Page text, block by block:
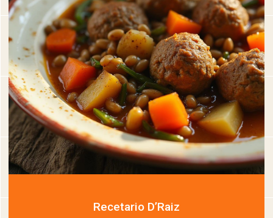
Recetario D’Raiz